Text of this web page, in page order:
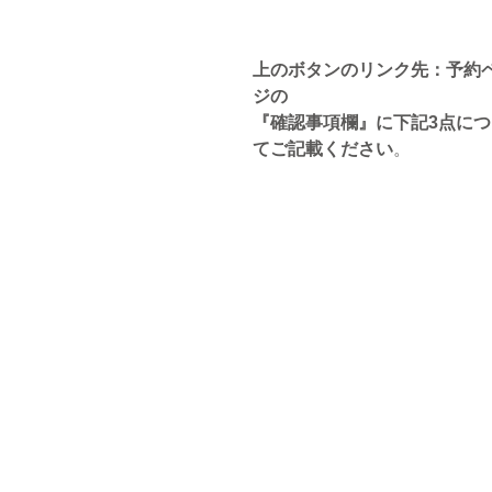
上のボタンのリンク先：予約
ジの
『確認事項欄』に下記3点に
てご記載ください。